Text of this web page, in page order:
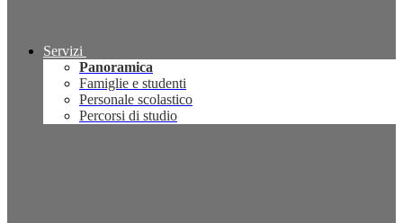
Servizi
Panoramica
Famiglie e studenti
Personale scolastico
Percorsi di studio